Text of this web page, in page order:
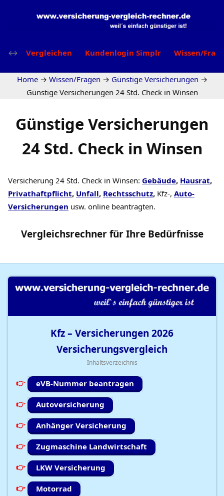
Vergleichen Kundenlogin Simplr Wissen/
Home → Wissen/Fragen → Günstige Versicherungen →
Günstige Versicherungen 24 Std. Check in Winsen
Günstige Versicherungen
24 Std. Check in Winsen
Versicherung 24 Std. Check in Winsen: Gebäude, Hausrat,
Privathaftpflicht, Unfall, Rechtsschutz, Kfz-, Auto-
Versicherungen usw. online beantragten.
Vergleichsrechnerfür Ihre Bedürfnisse
Kfz – Versicherungen 2026
Versicherungsvergleich
Inhaltsverzeichnis
eVB-Nummer beantragen
Autoversicherung
Anhänger Versicherung
Zugmaschine Landwirtschaft
LKW Versicherung
Motorrad